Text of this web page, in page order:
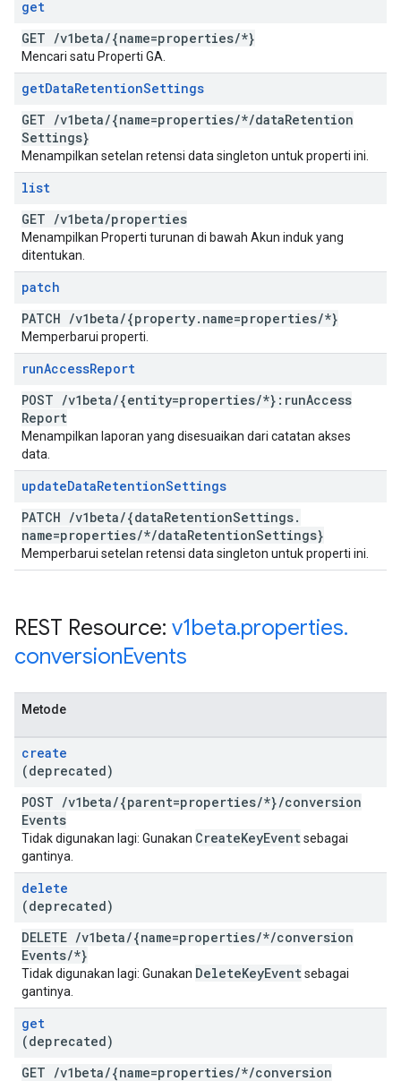
get
GET /v1beta/{name=properties/*}
Mencari satu Properti GA.
getDataRetentionSettings
GET /v1beta/{name=properties/*/dataRetention
Settings}
Menampilkan setelan retensi data singleton untuk properti ini.
list
GET /v1beta/properties
Menampilkan Properti turunan di bawah Akun induk yang
ditentukan.
patch
PATCH /v1beta/{property. name=properties/*}
Memperbarui properti.
runAccessReport
POST /v1beta/{entity=properties/*}:runAccess
Report
Menampilkan laporan yang disesuaikan dari catatan akses
data.
updateDataRetentionSettings
PATCH /v1beta/{dataRetentionSettings.
name=properties/*/dataRetentionSettings}
Memperbarui setelan retensi data singleton untuk properti ini.
REST Resource: v1beta.properties.
conversionEvents
Metode
create
(deprecated)
POST /v1beta/{parent=properties/*}/conversion
Events
Tidak digunakan lagi: Gunakan CreateKeyEventsebagai
gantinya.
delete
(deprecated)
DELETE /v1beta/{name=properties/*/conversion
Events/*}
Tidak digunakan lagi: Gunakan DeleteKeyEventsebagai
gantinya.
get
(deprecated)
GET /v1beta/{name=properties/*/conversion